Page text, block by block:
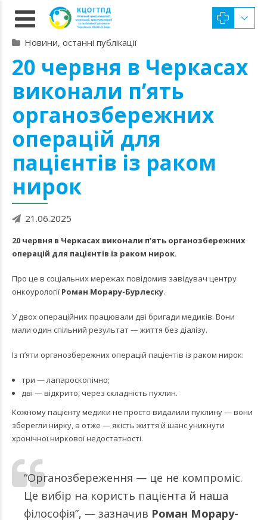
Новини, останні публікації
20 червня в Черкасах
виконали п’ять
органозбережних
операцій для
пацієнтів із раком
нирок
21.06.2025
20 червня в Черкасах виконали п’ять органозбережних
операцій для пацієнтів із раком нирок.
Про це в соціальних мережахповідомив завідувач центру
онкоурологіїРоман Морару-Бурлеску.
У двох операційних працювали дві бригади медиків. Вони
мали один спільний результат — життя без діалізу.
Із п’яти органозбережних операцій пацієнтів із раком нирок:
три — лапароскопічно;
дві — відкрито, через складність пухлин.
Кожному пацієнту медики не просто видалили пухлину — вони
зберегли нирку, а отже — якість життя й шанс уникнути
хронічної ниркової недостатності.
“Органозбереження — це не компроміс.
Це вибір на користь пацієнта й наша
філософія”, — зазначив Роман Морару-